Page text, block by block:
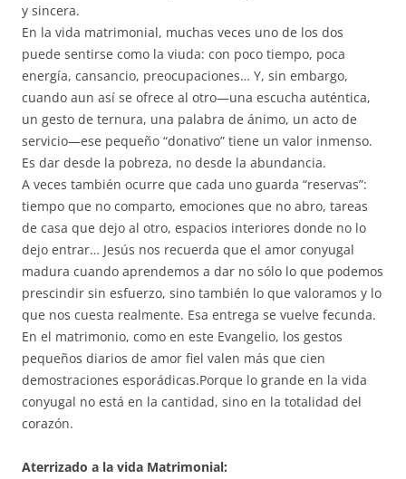
y sincera.
En la vida matrimonial, muchas veces uno de los dos
puede sentirse como la viuda: con poco tiempo, poca
energía, cansancio, preocupaciones… Y, sin embargo,
cuando aun así se ofrece al otro—una escucha auténtica,
un gesto de ternura, una palabra de ánimo, un acto de
servicio—ese pequeño “donativo” tiene un valor inmenso.
Es dar desde la pobreza, no desde la abundancia.
A veces también ocurre que cada uno guarda “reservas”:
tiempo que no comparto, emociones que no abro, tareas
de casa que dejo al otro, espacios interiores donde no lo
dejo entrar… Jesús nos recuerda que el amor conyugal
madura cuando aprendemos a dar no sólo lo que podemos
prescindir sin esfuerzo, sino también lo que valoramos y lo
que nos cuesta realmente. Esa entrega se vuelve fecunda.
En el matrimonio, como en este Evangelio, los gestos
pequeños diarios de amor fiel valen más que cien
demostraciones esporádicas.Porque lo grande en la vida
conyugal no está en la cantidad, sino en la totalidad del
corazón.
Aterrizado a la vida Matrimonial: